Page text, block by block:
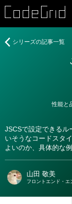
JSCSで設定できるル
いそうなコードスタ
よいのか、具体的な
カ
ー
性能と
者
山田 敬美
フロントエンド・エ
JSCS
シリーズの記事一覧